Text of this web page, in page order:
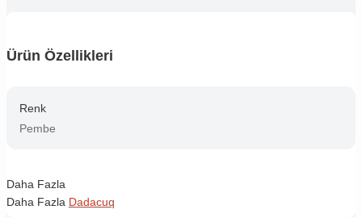
Ürün Özellikleri
Renk
Pembe
Daha Fazla
Daha Fazla Dadacuq